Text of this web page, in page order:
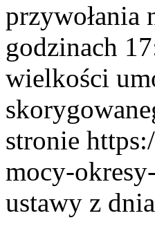
przywołania
godzinach
wielkości
stronie
mocy-
ustawy z